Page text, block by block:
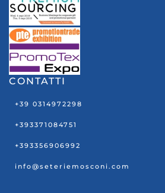
CONTATTI
+39 0314972298
+393371084751
+393356906992
info@seteriemosconi.com